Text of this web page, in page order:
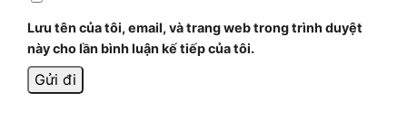
Lưu tên của tôi, email, và trang web trong trình duyệt
này cho lần bình luận kế tiếp của tôi.